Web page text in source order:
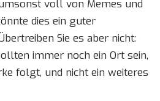
voll von Memes und
dies ein guter
Sie es aber nicht:
immer noch ein Ort sein,
folgt, und nicht ein weiteres